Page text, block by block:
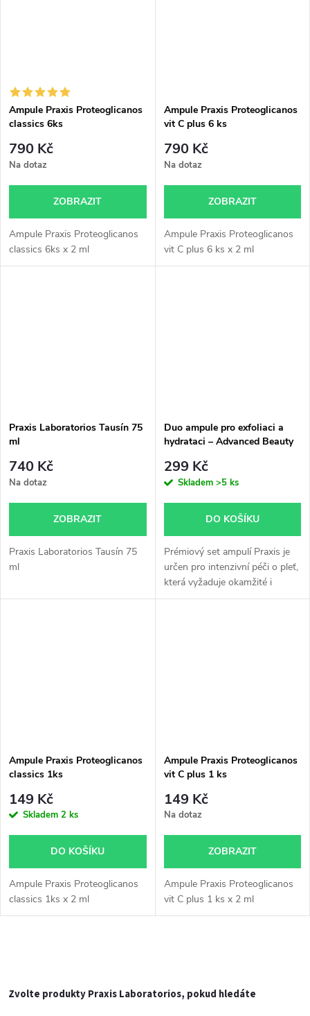
Ampule Praxis Proteoglicanos
classics 6ks
790 Kč
Na dotaz
ZOBRAZIT
Ampule Praxis Proteoglicanos
classics 6ks x 2 ml
Ampule Praxis Proteoglicanos
vit C plus 6 ks
790 Kč
Na dotaz
ZOBRAZIT
Ampule Praxis Proteoglicanos
vit C plus 6 ks x 2 ml
Praxis Laboratorios Tausín 75
ml
740 Kč
Na dotaz
ZOBRAZIT
Praxis Laboratorios Tausín 75
ml
Duo ampule pro exfoliaci a
hydrataci – Advanced Beauty
299 Kč
Skladem >5 ks
DO KOŠÍKU
Prémiový set ampulí Praxis je
určen pro intenzivní péči o pleť,
která vyžaduje okamžité i
dlouhodobé výsledky. Vysoká
Ampule Praxis Proteoglicanos
classics 1ks
149 Kč
Skladem 2 ks
DO KOŠÍKU
Ampule Praxis Proteoglicanos
classics 1ks x 2 ml
Ampule Praxis Proteoglicanos
vit C plus 1 ks
149 Kč
Na dotaz
ZOBRAZIT
Ampule Praxis Proteoglicanos
vit C plus 1 ks x 2 ml
v
Zvolte produktyPraxis Laboratorios, pokud hledáte